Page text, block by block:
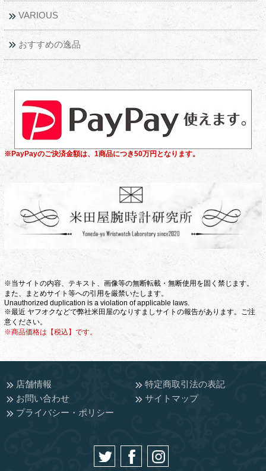
VARIOUS
おすすめの逸品
※PayPayのご決済金額は、1商品につき50万円となります。
※当サイトの内容、テキスト、画像等の無断転載・無断使用を固く禁じます。
また、まとめサイト等への引用を厳禁いたします。
Unauthorized duplication is a violation of applicable laws.
※最近 ヤフオクなどで弊社米田屋のなりすましサイトの報告があります。ご注
意ください。
※商品価格は【税込】です。
店舗情報
特定商取引法の表記
お問い合わせ
サイトマップ
プライバシー・ポリシー